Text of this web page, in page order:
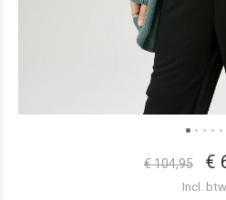
€ 104,95 €
Incl. btw